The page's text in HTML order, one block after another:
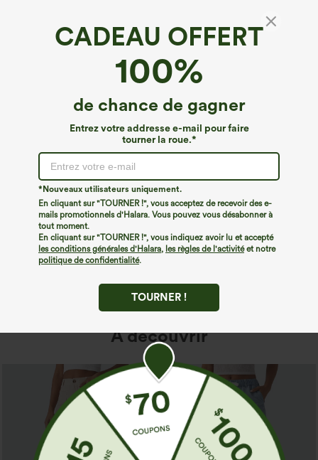
CADEAU OFFERT
100%
de chance de gagner
Entrez votre addresse e-mail pour faire
tourner la roue.*
*Nouveaux utilisateurs uniquement.
En cliquant sur "TOURNER !", vous acceptez de recevoir des e-
mails promotionnels d'Halara. Vous pouvez vous désabonner à
tout moment.
En cliquant sur "TOURNER !", vous indiquez avoir lu et accepté
les conditions générales d'Halara, les règles de l'activitéet notre
politique de confidentialité.
TOURNER !
Nous ne semblons pas pouvoir trouver la page que
vous recherchez.
Acheter plus
À découvrir